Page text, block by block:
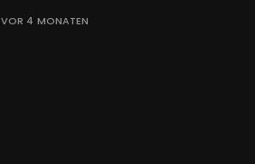
VOR 4 MONATEN